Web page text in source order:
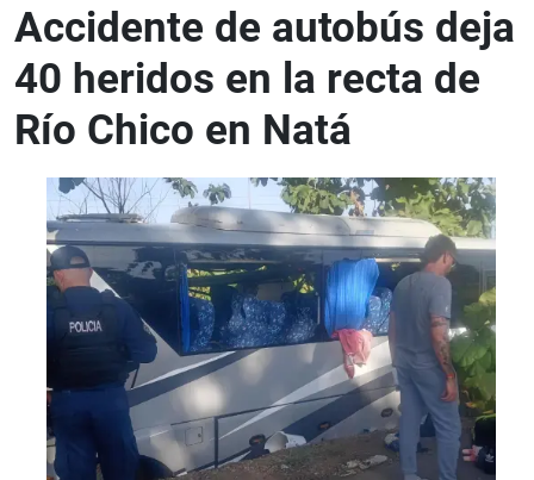
Accidente de autobús deja
40 heridos en la recta de
Río Chico en Natá